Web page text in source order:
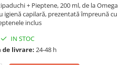
+ Pieptene, 200 ml, de la Omega
igienă capilară, prezentată împreună cu
inclus
IN STOC
de livrare: 24-48 h